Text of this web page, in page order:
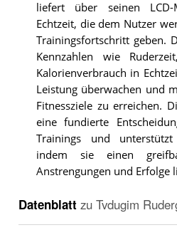
liefert über seinen
Echtzeit, die dem Nutzer
Trainingsfortschritt geben.
Kennzahlen wie
Kalorienverbrauch in
Leistung überwachen und
Fitnessziele zu erreichen.
eine fundierte
Trainings und
indem sie einen
Anstrengungen und Erfolge
Datenblatt zu Tvdugim